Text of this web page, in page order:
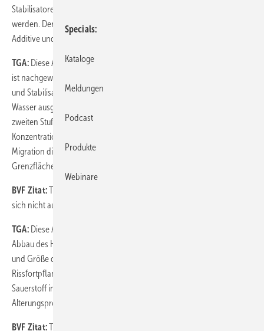
Stabilisatoren oder Antioxidantien durch Sauerstoff ausgespült
werden. Der Sauerstoff kann die in der Polymermatrix eingebundenen
Additive und Stabilisatoren nicht aus dem Polymer lösen.
TGA: Diese Aussage ist nach dem Stand der Technik ebenso falsch. Es
ist nachgewiesen, dass die üblicherweise verwendeten Antioxidantien
und Stabilisatoren schon nach kurzer Zeit zum größten Teil durch das
Wasser ausgelaugt werden (der Sauerstoff spielt hier erst in der
zweiten Stufe des Abbaus eine Rolle), d. h. durch das Wasser wird eine
Konzentrationsdifferenz im HDPE erzeugt, die zu einer ständigen
Migration dieser Verbindungen in Richtung HDPE-Wasser-
Grenzfläche führt, siehe z. B. Literaturnachweis [6], [7].
BVF Zitat:Tatsache ist, dass der Gehalt an Sauerstoff in den Rohren
sich nicht aufkonzentriert.
TGA: Diese Aussage ist unzutreffend. Durch den fortschreitenden
Abbau des HDPE und den Verlust an Stabilisatoren nehmen Anzahl
und Größe der Mikrorisse ständig (exponentiell) zu (siehe dazu das
Rissfortpflanzungsgesetz), wodurch in immer größerem Maße
Sauerstoff in das Wasser hineindiffundiert und damit die
Alterungsprozesse beschleunigt, siehe z. B. Literaturnachweis [7].
BVF Zitat:Tatsache ist, dass Heizrohre aus Polyethylen,
Specials
Kataloge
Meldungen
Podcast
Produkte
Webinare